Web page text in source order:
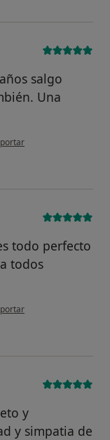
salgo
Una
del usuario RR
todo perfecto
todos
opinión del usuario Javier
y
y simpatia de